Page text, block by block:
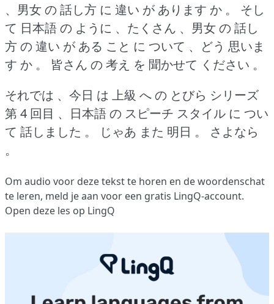
、男女 の 話し方 に 違い が あります か 。
そし
て 日本語 の ように 、たくさん 、男女 の 話し
方 の 違い が ある こと に ついて 、どう 思いま
す か 。
皆さん の 考え を 聞かせて ください 。
それでは 、今日 は 上級 へ の とびら シリーズ
第 4 回目 、日本語 の スピーチ スタイル に つい
て 話しました 。
じゃあ また 明日 。
さよなら
。
Om audio voor deze tekst te horen en de woordenschat
te leren, meld je aan voor een gratis LingQ-account.
Open deze les op LingQ